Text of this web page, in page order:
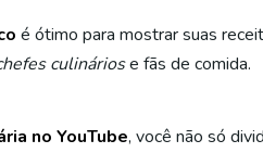
é ótimo para mostrar suas
culináriose fãs de comida.
no YouTube, você não só